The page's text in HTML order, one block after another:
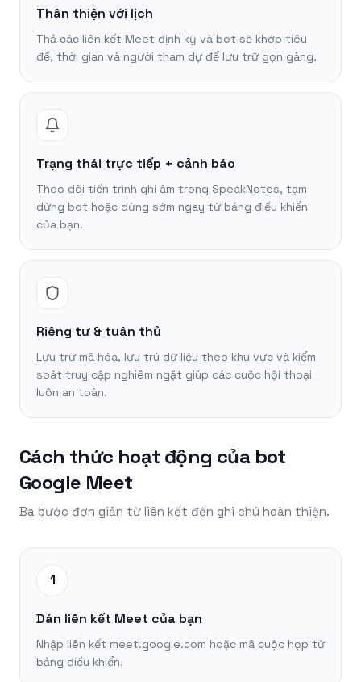
Thân thiện với lịch
Thả các liên kết Meet định kỳ và bot sẽ khớp tiêu
đề, thời gian và người tham dự để lưu trữ gọn gàng.
Trạng thái trực tiếp + cảnh báo
Theo dõi tiến trình ghi âm trong SpeakNotes, tạm
dừng bot hoặc dừng sớm ngay từ bảng điều khiển
của bạn.
Riêng tư & tuân thủ
Lưu trữ mã hóa, lưu trú dữ liệu theo khu vực và kiểm
soát truy cập nghiêm ngặt giúp các cuộc hội thoại
luôn an toàn.
Cách thức hoạt động của bot
Google Meet
Ba bước đơn giản từ liên kết đến ghi chú hoàn thiện.
1
Dán liên kết Meet của bạn
Nhập liên kết meet.google.com hoặc mã cuộc họp từ
bảng điều khiển.